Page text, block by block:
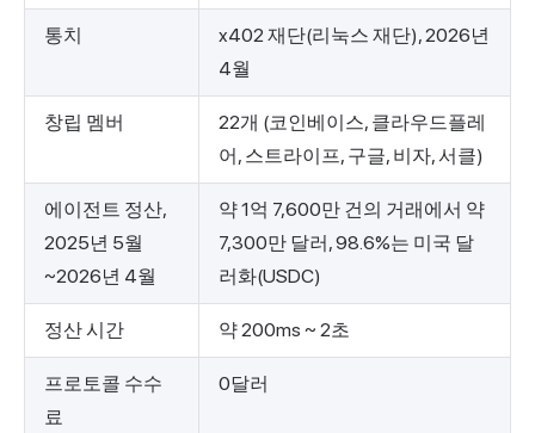
통치
x402 재단(리눅스 재단), 2026년
4월
창립 멤버
22개 (코인베이스, 클라우드플레
어, 스트라이프, 구글, 비자, 서클)
에이전트 정산,
2025년 5월
~2026년 4월
약 1억 7,600만 건의 거래에서 약
7,300만 달러, 98.6%는 미국 달
러화(USDC)
정산 시간 약 200ms ~ 2초
프로토콜 수수
료
0달러